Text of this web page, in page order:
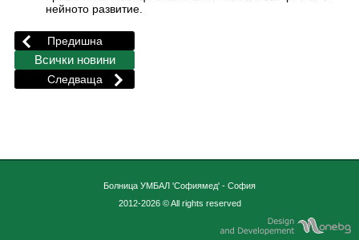
нейното развитие.
Болница УМБАЛ 'Софиямед' - София
2012-2026 © All rights reserved